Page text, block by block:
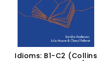
Idioms: B1-C2 (Collins